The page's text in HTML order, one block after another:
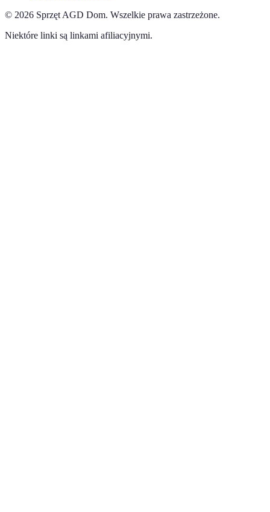
© 2026 Sprzęt AGD Dom. Wszelkie prawa zastrzeżone.
Niektóre linki są linkami afiliacyjnymi.